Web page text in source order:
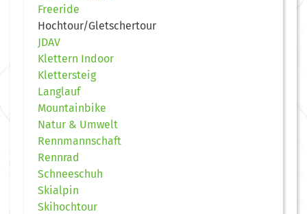
Freeride
Hochtour/Gletschertour
JDAV
Klettern Indoor
Klettersteig
Langlauf
Mountainbike
Natur & Umwelt
Rennmannschaft
Rennrad
Schneeschuh
Skialpin
Skihochtour